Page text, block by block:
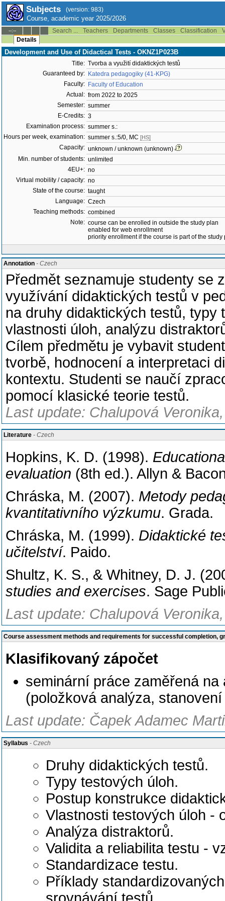
Subjects (version: 983)
Course, academic year 2025/2026
--:-- Search ... Teachers Departments Classes Classification
Details
Development and Use of Didactical Tests - OKNZ1P023B
Title: Tvorba a využití didaktických testů
Guaranteed by: Katedra pedagogiky (41-KPG)
Faculty: Faculty of Education
Actual: from 2022 to 2025
Semester: summer
E-Credits: 3
Examination process: summer s.:
Hours per week, examination: summer s.:5/0, MC [HS]
Capacity: unknown / unknown (unknown)
Min. number of students: unlimited
4EU+: no
Virtual mobility / capacity: no
State of the course: taught
Language: Czech
Teaching methods: combined
Note: course can be enrolled in outside the study plan
enabled for web enrollment
priority enrollment if the course is part of the study
Annotation - Czech
Předmět seznamuje studenty se
využívání didaktických testů v
na druhy didaktických testů,
vlastnosti úloh, analýzu
Cílem předmětu je vybavit
tvorbě, hodnocení a interpretaci
kontextu. Studenti se naučí
pomocí klasické teorie testů.
Last update: Chalupová
Literature - Czech
Hopkins, K. D. (1998).
evaluation (8th ed.). Allyn &
Chráska, M. (2007). Metody
kvantitativního výzkumu. Grada.
Chráska, M. (1999). Didaktické
učitelství. Paido.
Shultz, K. S., & Whitney, D. J.
studies and exercises. Sage
Last update: Chalupová
Course assessment methods and requirements for successful completion,
Klasifikovaný zápočet
seminární práce zaměřená
(položková analýza,
Last update: Čapek Adamec
Syllabus - Czech
Druhy didaktických testů.
Typy testových úloh.
Postup konstrukce
Vlastnosti testových úloh -
Analýza distraktorů.
Validita a reliabilita testu -
Standardizace testu.
Příklady